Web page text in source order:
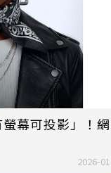
幕可投影」！網
2026-